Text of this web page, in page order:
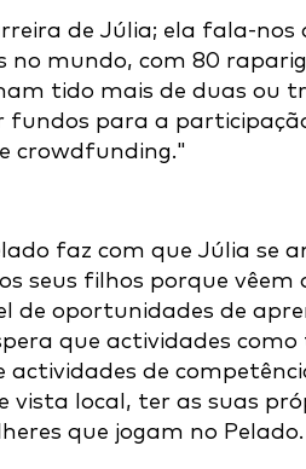
de Júlia; ela fala-nos
mundo, com 80
tido mais de duas ou
fundos para a
crowdfunding."
faz com que Júlia se
seus filhos porque vêem
de oportunidades de
que actividades
de
vista local, ter as suas
que jogam no Pelado.